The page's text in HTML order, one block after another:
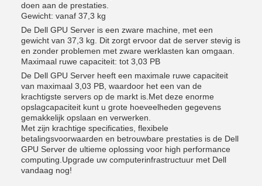
doen aan de prestaties.
Gewicht: vanaf 37,3 kg
De Dell GPU Server is een zware machine, met een
gewicht van 37,3 kg. Dit zorgt ervoor dat de server stevig is
en zonder problemen met zware werklasten kan omgaan.
Maximaal ruwe capaciteit: tot 3,03 PB
De Dell GPU Server heeft een maximale ruwe capaciteit
van maximaal 3,03 PB, waardoor het een van de
krachtigste servers op de markt is.Met deze enorme
opslagcapaciteit kunt u grote hoeveelheden gegevens
gemakkelijk opslaan en verwerken.
Met zijn krachtige specificaties, flexibele
betalingsvoorwaarden en betrouwbare prestaties is de Dell
GPU Server de ultieme oplossing voor high performance
computing.Upgrade uw computerinfrastructuur met Dell
vandaag nog!